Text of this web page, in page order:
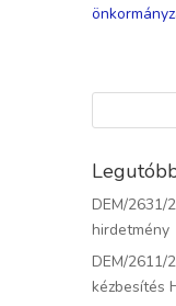
DEM/2631/
hirdetmény
DEM/2611/
kézbesítés